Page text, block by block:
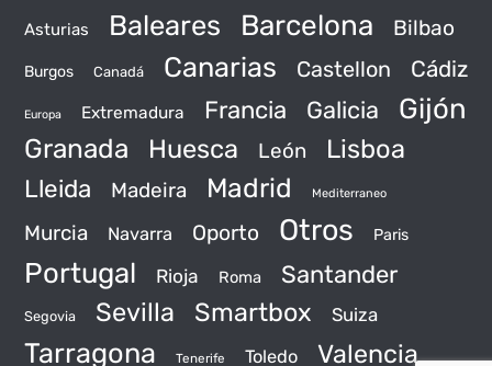
Asturias Baleares Barcelona Bilbao
Burgos Canadá Canarias Castellon Cádiz
Europa Extremadura Francia Galicia Gijón
Granada Huesca León Lisboa
Lleida Madeira Madrid Mediterraneo
Murcia Navarra Oporto Otros Paris
Portugal Rioja Roma Santander
Segovia Sevilla Smartbox Suiza
Tarragona Tenerife Toledo Valencia